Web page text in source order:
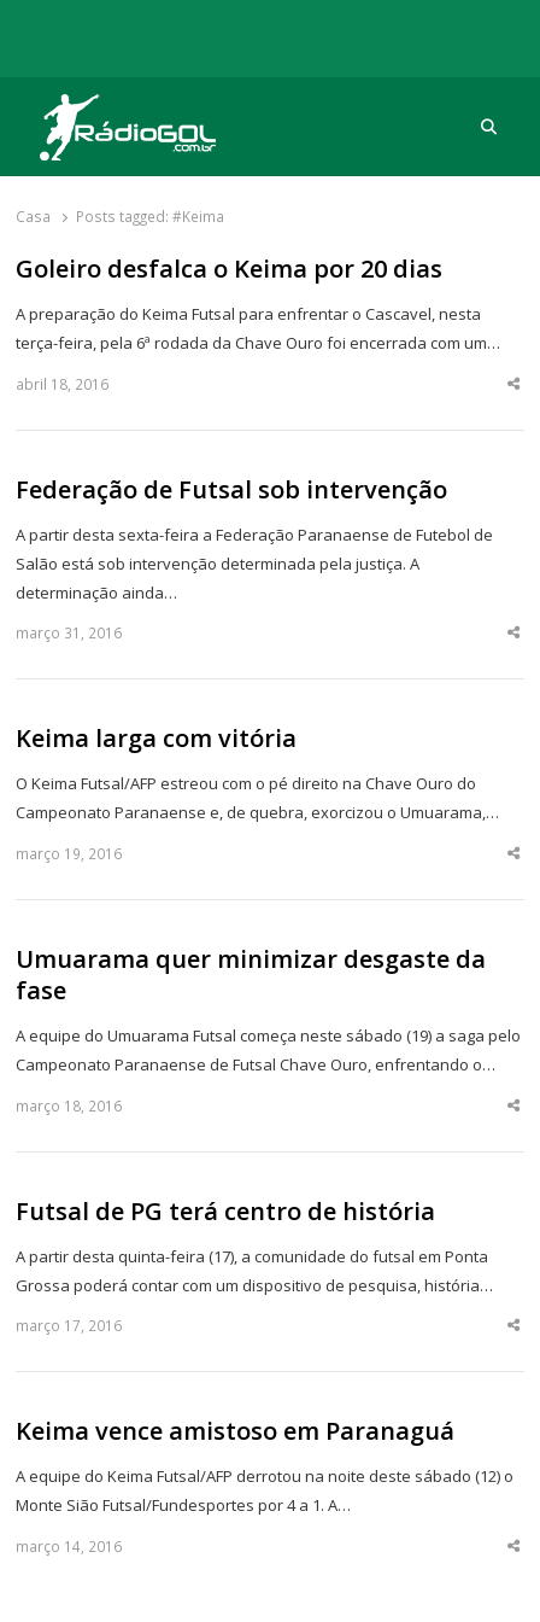
Rádio Gol
Há mais de 20 anos com as melhores coberturas
Casa Posts tagged:#Keima
Goleiro desfalca o Keima por 20 dias
A preparação do Keima Futsal para enfrentar o Cascavel, nesta
terça-feira, pela 6ª rodada da Chave Ouro foi encerrada com um…
abril 18, 2016
Federação de Futsal sob intervenção
A partir desta sexta-feira a Federação Paranaense de Futebol de
Salão está sob intervenção determinada pela justiça. A
determinação ainda…
março 31, 2016
Keima larga com vitória
O Keima Futsal/AFP estreou com o pé direito na Chave Ouro do
Campeonato Paranaense e, de quebra, exorcizou o Umuarama,…
março 19, 2016
Umuarama quer minimizar desgaste da
fase
A equipe do Umuarama Futsal começa neste sábado (19) a saga pelo
Campeonato Paranaense de Futsal Chave Ouro, enfrentando o…
março 18, 2016
Futsal de PG terá centro de história
A partir desta quinta-feira (17), a comunidade do futsal em Ponta
Grossa poderá contar com um dispositivo de pesquisa, história…
março 17, 2016
Keima vence amistoso em Paranaguá
A equipe do Keima Futsal/AFP derrotou na noite deste sábado (12) o
Monte Sião Futsal/Fundesportes por 4 a 1. A…
março 14, 2016